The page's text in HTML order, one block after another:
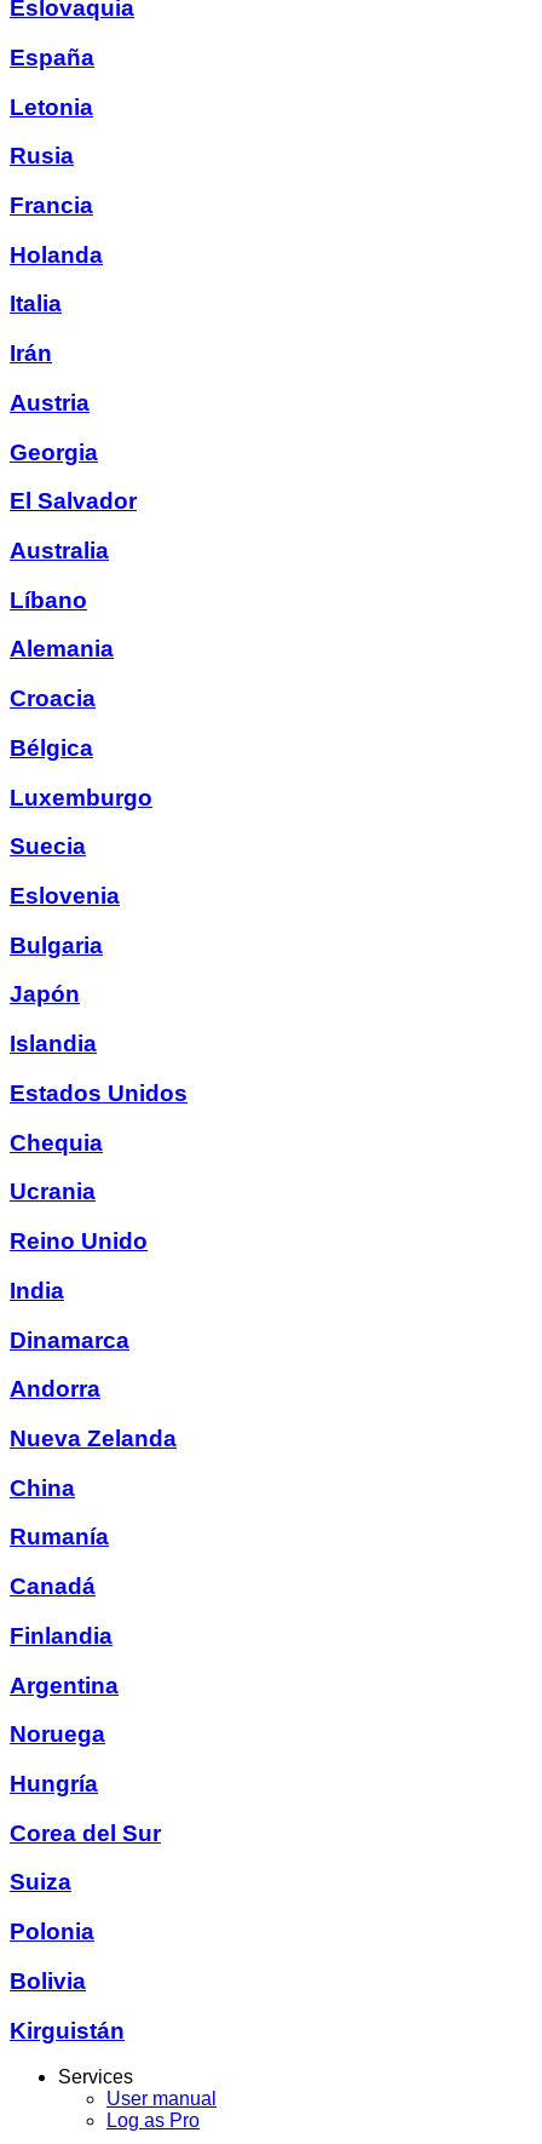
Eslovaquia
España
Letonia
Rusia
Francia
Holanda
Italia
Irán
Austria
Georgia
El Salvador
Australia
Líbano
Alemania
Croacia
Bélgica
Luxemburgo
Suecia
Eslovenia
Bulgaria
Japón
Islandia
Estados Unidos
Chequia
Ucrania
Reino Unido
India
Dinamarca
Andorra
Nueva Zelanda
China
Rumanía
Canadá
Finlandia
Argentina
Noruega
Hungría
Corea del Sur
Suiza
Polonia
Bolivia
Kirguistán
Services
User manual
Log as Pro